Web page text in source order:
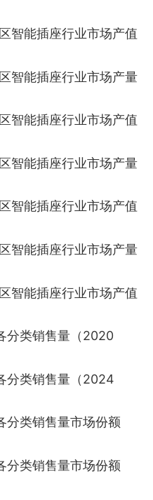
智能插座行业市场产值
智能插座行业市场产量
智能插座行业市场产值
智能插座行业市场产量
智能插座行业市场产值
智能插座行业市场产量
智能插座行业市场产值
分类销售量（2020
分类销售量（2024
分类销售量市场份额
分类销售量市场份额